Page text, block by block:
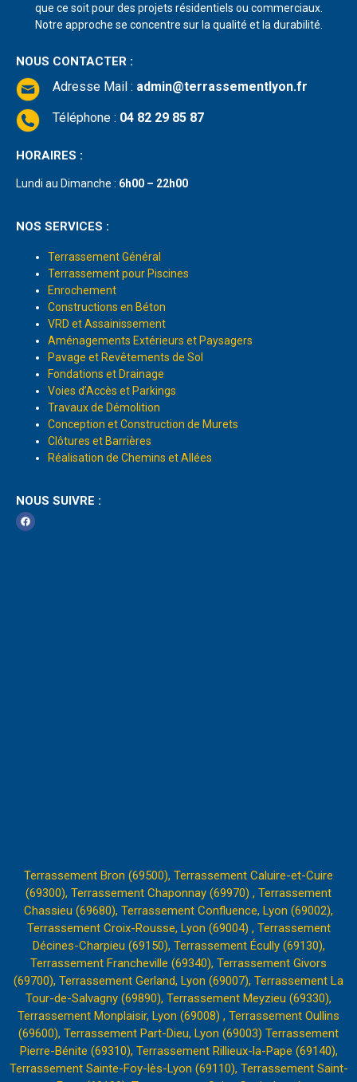
que ce soit pour des projets résidentiels ou commerciaux.
Notre approche se concentre sur la qualité et la durabilité.
NOUS CONTACTER :
Adresse Mail : admin@terrassementlyon.fr
Téléphone : 04 82 29 85 87
HORAIRES :
Lundi au Dimanche : 6h00 – 22h00
NOS SERVICES :
Terrassement Général
Terrassement pour Piscines
Enrochement
Constructions en Béton
VRD et Assainissement
Aménagements Extérieurs et Paysagers
Pavage et Revêtements de Sol
Fondations et Drainage
Voies d’Accès et Parkings
Travaux de Démolition
Conception et Construction de Murets
Clôtures et Barrières
Réalisation de Chemins et Allées
NOUS SUIVRE :
Terrassement Bron (69500), Terrassement Caluire-et-Cuire
(69300), Terrassement Chaponnay (69970) , Terrassement
Chassieu (69680), Terrassement Confluence, Lyon (69002),
Terrassement Croix-Rousse, Lyon (69004) , Terrassement
Décines-Charpieu (69150), Terrassement Écully (69130),
Terrassement Francheville (69340), Terrassement Givors
(69700), Terrassement Gerland, Lyon (69007), Terrassement La
Tour-de-Salvagny (69890), Terrassement Meyzieu (69330),
Terrassement Monplaisir, Lyon (69008) , Terrassement Oullins
(69600), Terrassement Part-Dieu, Lyon (69003) Terrassement
Pierre-Bénite (69310), Terrassement Rillieux-la-Pape (69140),
Terrassement Sainte-Foy-lès-Lyon (69110), Terrassement Saint-